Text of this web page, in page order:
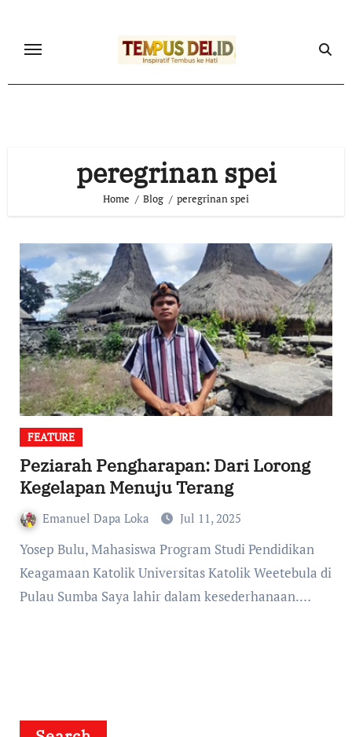
content
peregrinan spei
Home Blog peregrinan spei
FEATURE
Peziarah Pengharapan: Dari Lorong
Kegelapan Menuju Terang
Emanuel Dapa Loka Jul 11, 2025
Yosep Bulu, Mahasiswa Program Studi Pendidikan
Keagamaan Katolik Universitas Katolik Weetebula di
Pulau Sumba Saya lahir dalam kesederhanaan.…